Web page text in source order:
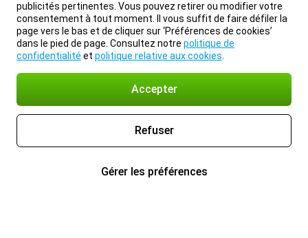
publicités pertinentes. Vous pouvez retirer ou modifier votre
consentement à tout moment. Il vous suffit de faire défiler la
page vers le bas et de cliquer sur ‘Préférences de cookies’
dans le pied de page. Consultez notre politique de
confidentialité et politique relative aux cookies
Accepter
Refuser
Gérer les préférences